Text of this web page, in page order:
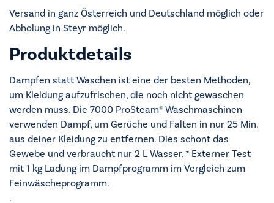
Versand in ganz Österreich und Deutschland möglich oder
Abholung in Steyr möglich.
Produktdetails
Dampfen statt Waschen ist eine der besten Methoden,
um Kleidung aufzufrischen, die noch nicht gewaschen
werden muss. Die 7000 ProSteam® Waschmaschinen
verwenden Dampf, um Gerüche und Falten in nur 25 Min.
aus deiner Kleidung zu entfernen. Dies schont das
Gewebe und verbraucht nur 2 L Wasser. * Externer Test
mit 1 kg Ladung im Dampfprogramm im Vergleich zum
Feinwäscheprogramm.
.